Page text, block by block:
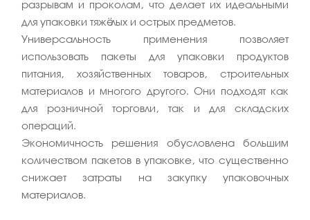
разрывам и проколам, что делает их идеальными
для упаковки тяжёлых и острых предметов.
Универсальность применения позволяет
использовать пакеты для упаковки продуктов
питания, хозяйственных товаров, строительных
материалов и многого другого. Они подходят как
для розничной торговли, так и для складских
операций.
Экономичность решения обусловлена большим
количеством пакетов в упаковке, что существенно
снижает затраты на закупку упаковочных
материалов.